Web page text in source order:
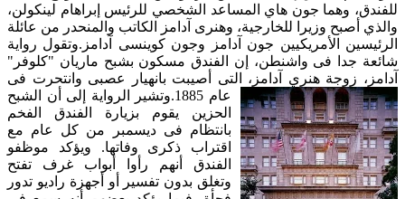
للفندق، وهما جون هاي المساعد الشخصي للرئيس إبراهام لينكولن،
والذي أصبح وزيرا للخارجية، وهنرى آدامز الكاتب والمنحدر من عائلة
الرئيسين الأمريكيين جون آدامز وجون كوينسى آدامز.وتقول رواية
شائعة جدا فى واشنطن، إن الفندق مسكون بشبح ماريان "كلوفر"
آدامز، زوجة هنري آدامز، التى أصيبت بانهيار عصبى وا نتحرت فى
عام 1885.وتشير الرواية إلى أن الشبح
الحزين يقوم بزيارة الفندق الفخم
بانتظام فى ديسمبر من كل عام مع
اقتراب ذكرى وفاتها. ويؤكد موظفو
الفندق أنهم رأوا أبواب غرف تفتح
وتغلق بدون تفسير أو أجهزة راديو تدور